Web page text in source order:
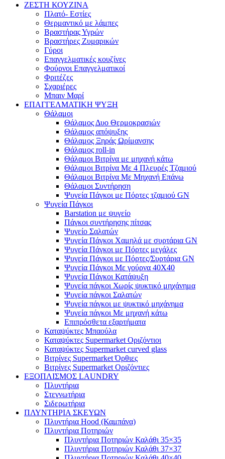
ΖΕΣΤΗ ΚΟΥΖΙΝΑ
Πλατό- Εστίες
Θερμαντικό με λάμπες
Βραστήρας Υγρών
Βραστήρες Ζυμαρικών
Γύροι
Επαγγελματικές κουζίνες
Φούρνοι Επαγγελματικοί
Φριτέζες
Σχαριέρες
Μπαιν Μαρί
ΕΠΑΓΓΕΛΜΑΤΙΚΗ ΨΥΞΗ
Θάλαμοι
Θάλαμος Δυο Θερμοκρασιών
Θάλαμος απόψυξης
Θάλαμος Ξηράς Ωρίμανσης
Θάλαμος roll-in
Θάλαμοι Βιτρίνα με μηχανή κάτω
Θάλαμοι Βιτρίνα Με 4 Πλευρές Τζαμιού
Θάλαμοι Βιτρίνα Με Μηχανή Επάνω
Θάλαμοι Συντήρηση
Ψυγεία Πάγκοι με Πόρτες τζαμιού GN
Ψυγεία Πάγκοι
Barstation με ψυγείο
Πάγκοι συντήρησης πίτσας
Ψυγείο Σαλατών
Ψυγεία Πάγκοι Χαμηλά με συρτάρια GN
Ψυγεία Πάγκοι με Πόρτες μεγάλες
Ψυγεία Πάγκοι με Πόρτες/Συρτάρια GN
Ψυγεία Πάγκοι Με γούρνα 40Χ40
Ψυγεία Πάγκοι Κατάψυξη
Ψυγεία πάγκοι Χωρίς ψυκτικό μηχάνημα
Ψυγεία πάγκοι Σαλατών
Ψυγεία πάγκοι με ψυκτικό μηχάνημα
Ψυγεία πάγκοι Με μηχανή κάτω
Επιπρόσθετα εξαρτήματα
Καταψύκτες Μπαούλα
Καταψύκτες Supermarket Οριζόντιοι
Καταψύκτες Supermarket curved glass
Βιτρίνες Supermarket Όρθιες
Βιτρίνες Supermarket Οριζόντιες
ΕΞΟΠΛΙΣΜΟΣ LAUNDRY
Πλυντήρια
Στεγνωτήρια
Σιδερωτήρια
ΠΛΥΝΤΗΡΙΑ ΣΚΕΥΩΝ
Πλυντήρια Hood (Καμπάνα)
Πλυντήρια Ποτηριών
Πλυντήρια Ποτηριών Καλάθι 35×35
Πλυντήρια Ποτηριών Καλάθι 37×37